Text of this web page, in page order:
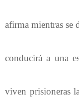
afirma mientras se
conducirá a una
viven prisioneras